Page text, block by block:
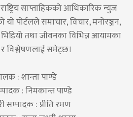
साप्ताहिकको आधिकारिक न्युज
यो पोर्टलले समाचार, विचार, मनोरञ्जन,
तथा जीवनका विभिन्न आयामका
विश्लेषणलाई समेट्छ।
: शान्ता पाण्डे
: निमकान्त पाण्डे
सम्पादक : प्रीति रमण